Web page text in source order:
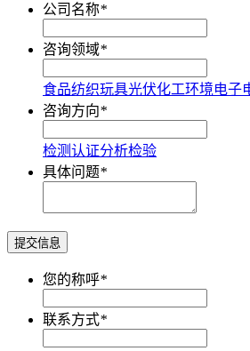
公司名称*
咨询领域*
食品纺织玩具光伏化工环境电子
咨询方向*
检测认证分析检验
具体问题*
提交信息
您的称呼*
联系方式*